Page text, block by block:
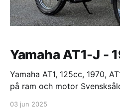
Yamaha AT1-J -
Yamaha AT1, 125cc, 1970,
på ram och motor
03 jun 2025